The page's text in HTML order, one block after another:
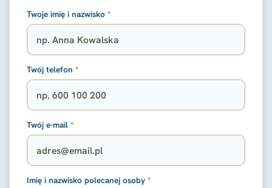
Twoje imię i nazwisko *
Twój telefon *
Twój e-mail *
Imię i nazwisko polecanej osoby *